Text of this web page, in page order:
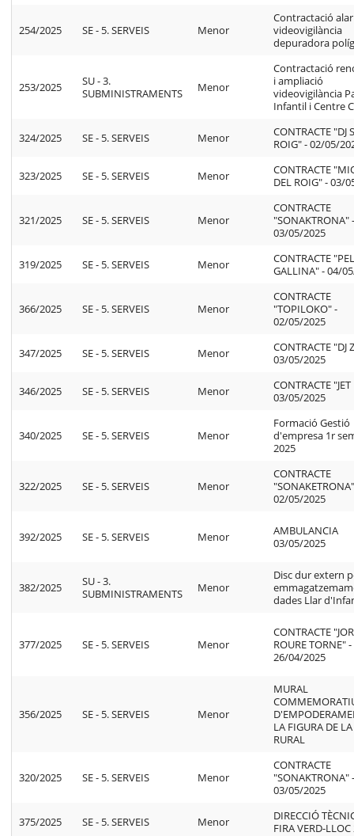
254/2025 SE - 5. SERVEIS Menor
Contractació
videovigilància
depuradora
253/2025
SU - 3.
SUBMINISTRAMENTS
Menor
Contractació
i ampliació
videovigilància
Infantil i Centre
324/2025 SE - 5. SERVEIS Menor
CONTRACTE "DJ
ROIG" - 02/05/
323/2025 SE - 5. SERVEIS Menor
CONTRACTE
DEL ROIG" - 03/
321/2025 SE - 5. SERVEIS Menor
CONTRACTE
"SONAKTRONA"
03/05/2025
319/2025 SE - 5. SERVEIS Menor
CONTRACTE
GALLINA" - 04/
366/2025 SE - 5. SERVEIS Menor
CONTRACTE
"TOPILOKO" -
02/05/2025
347/2025 SE - 5. SERVEIS Menor
CONTRACTE "DJ
03/05/2025
346/2025 SE - 5. SERVEIS Menor
CONTRACTE
03/05/2025
340/2025 SE - 5. SERVEIS Menor
Formació Gestió
d'empresa 1r
2025
322/2025 SE - 5. SERVEIS Menor
CONTRACTE
02/05/2025
392/2025 SE - 5. SERVEIS Menor
AMBULANCIA
03/05/2025
382/2025
SU - 3.
SUBMINISTRAMENTS
Menor
Disc dur extern
dades Llar
377/2025 SE - 5. SERVEIS Menor
CONTRACTE
ROURE TORNE" -
26/04/2025
356/2025 SE - 5. SERVEIS Menor
MURAL
LA FIGURA DE
RURAL
320/2025 SE - 5. SERVEIS Menor
CONTRACTE
"SONAKTRONA"
03/05/2025
375/2025 SE - 5. SERVEIS Menor
DIRECCIÓ
FIRA VERD-